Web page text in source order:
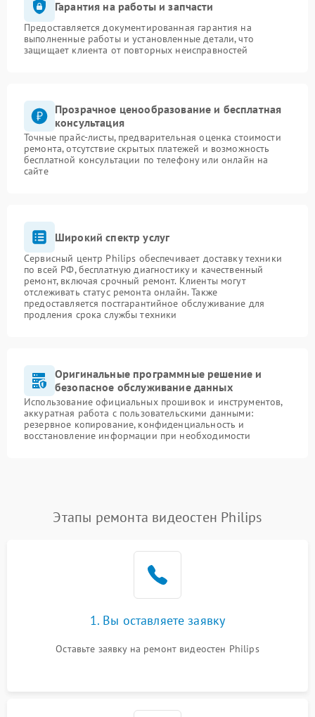
Гарантия на работы и запчасти
Предоставляется документированная гарантия на
выполненные работы и установленные детали, что
защищает клиента от повторных неисправностей
Прозрачное ценообразование и бесплатная
консультация
Точные прайс-листы, предварительная оценка стоимости
ремонта, отсутствие скрытых платежей и возможность
бесплатной консультации по телефону или онлайн на
сайте
Широкий спектр услуг
Сервисный центр Philips обеспечивает доставку техники
по всей РФ, бесплатную диагностику и качественный
ремонт, включая срочный ремонт. Клиенты могут
отслеживать статус ремонта онлайн. Также
предоставляется постгарантийное обслуживание для
продления срока службы техники
Оригинальные программные решение и
безопасное обслуживание данных
Использование официальных прошивок и инструментов,
аккуратная работа с пользовательскими данными:
резервное копирование, конфиденциальность и
восстановление информации при необходимости
Этапы ремонта видеостен Philips
1. Вы оставляете заявку
Оставьте заявку на ремонт видеостен Philips